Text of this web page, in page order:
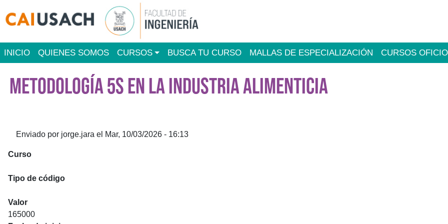
Main navigation
INICIO QUIENES SOMOS CURSOS BUSCA TU CURSO MALLAS DE ESPECIALIZACIÓN CURSOS
METODOLOGÍA 5S EN LA INDUSTRIA ALIMENTICIA
Enviado por jorge.jara el Mar, 10/03/2026 - 16:13
Curso
Tipo de código
Valor
165000